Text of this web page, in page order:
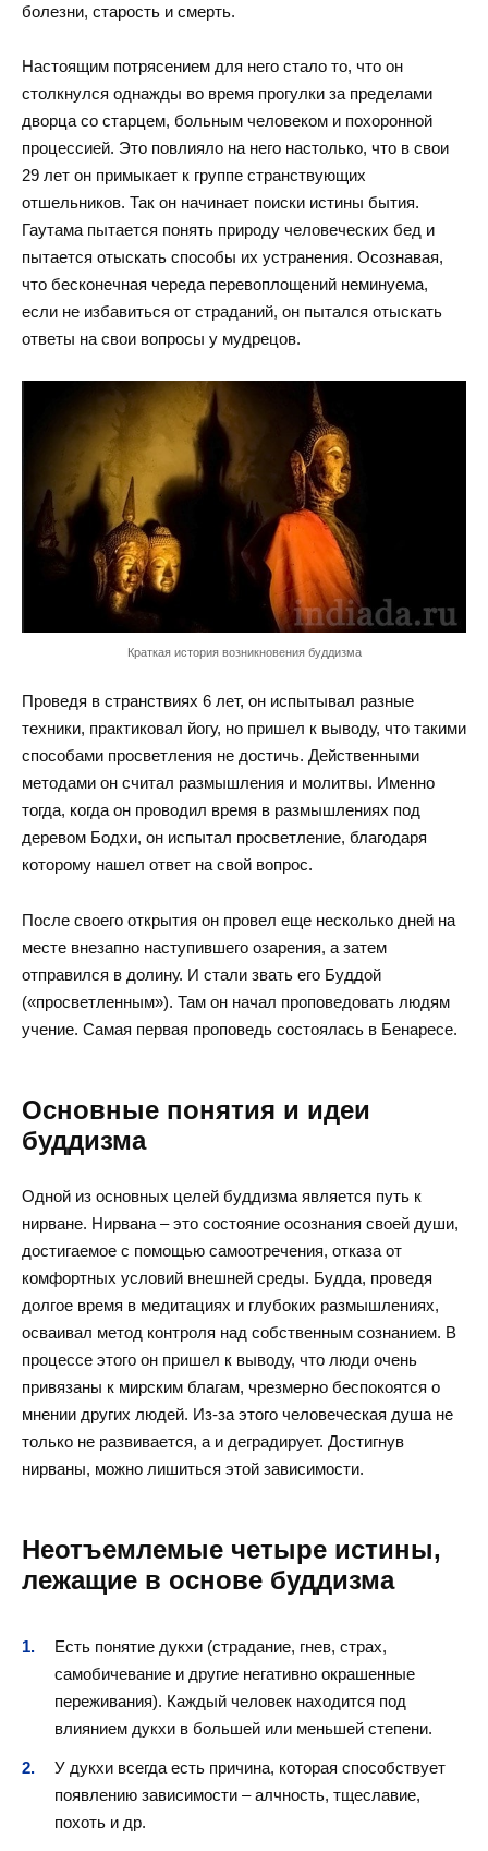
болезни, старость и смерть.
Настоящим потрясением для него стало то, что он
столкнулся однажды во время прогулки за пределами
дворца со старцем, больным человеком и похоронной
процессией. Это повлияло на него настолько, что в свои
29 лет он примыкает к группе странствующих
отшельников. Так он начинает поиски истины бытия.
Гаутама пытается понять природу человеческих бед и
пытается отыскать способы их устранения. Осознавая,
что бесконечная череда перевоплощений неминуема,
если не избавиться от страданий, он пытался отыскать
ответы на свои вопросы у мудрецов.
Краткая история возникновения буддизма
Проведя в странствиях 6 лет, он испытывал разные
техники, практиковал йогу, но пришел к выводу, что такими
способами просветления не достичь. Действенными
методами он считал размышления и молитвы. Именно
тогда, когда он проводил время в размышлениях под
деревом Бодхи, он испытал просветление, благодаря
которому нашел ответ на свой вопрос.
После своего открытия он провел еще несколько дней на
месте внезапно наступившего озарения, а затем
отправился в долину. И стали звать его Буддой
(«просветленным»). Там он начал проповедовать людям
учение. Самая первая проповедь состоялась в Бенаресе.
Основные понятия и идеи
буддизма
Одной из основных целей буддизма является путь к
нирване. Нирвана – это состояние осознания своей души,
достигаемое с помощью самоотречения, отказа от
комфортных условий внешней среды. Будда, проведя
долгое время в медитациях и глубоких размышлениях,
осваивал метод контроля над собственным сознанием. В
процессе этого он пришел к выводу, что люди очень
привязаны к мирским благам, чрезмерно беспокоятся о
мнении других людей. Из-за этого человеческая душа не
только не развивается, а и деградирует. Достигнув
нирваны, можно лишиться этой зависимости.
Неотъемлемые четыре истины,
лежащие в основе буддизма
Есть понятие дукхи (страдание, гнев, страх,
самобичевание и другие негативно окрашенные
переживания). Каждый человек находится под
влиянием дукхи в большей или меньшей степени.
У дукхи всегда есть причина, которая способствует
появлению зависимости – алчность, тщеславие,
похоть и др.